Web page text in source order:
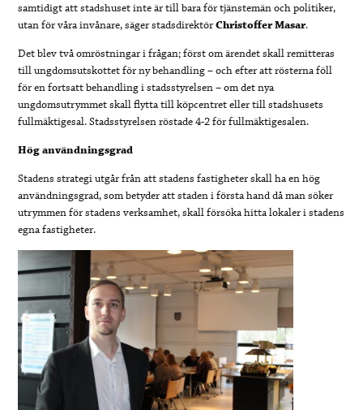
samtidigt att stadshuset inte är till bara för tjänstemän och politiker,
utan för våra invånare, säger stadsdirektörChristoffer Masar.
Det blev två omröstningar i frågan; först om ärendet skall remitteras
till ungdomsutskottet för ny behandling – och efter att rösterna föll
för en fortsatt behandling i stadsstyrelsen – om det nya
ungdomsutrymmet skall flytta till köpcentret eller till stadshusets
fullmäktigesal. Stadsstyrelsen röstade 4-2 för fullmäktigesalen.
Hög användningsgrad
Stadens strategi utgår från att stadens fastigheter skall ha en hög
användningsgrad, som betyder att staden i första hand då man söker
utrymmen för stadens verksamhet, skall försöka hitta lokaler i stadens
egna fastigheter.